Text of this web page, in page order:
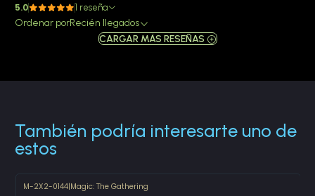
5.0 1 reseña
Ordenar porRecién llegados
CARGAR MÁS RESEÑAS
También podría interesarte uno de
estos
M-2X2-0144|Magic: The Gathering